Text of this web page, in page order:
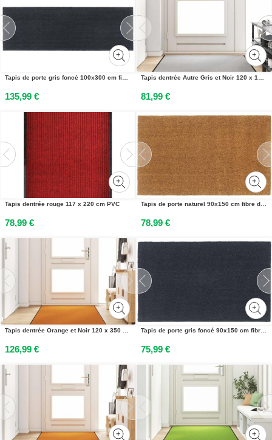
Tapis de porte gris foncé 100x300 cm fibre de coco touffeté
135,99 €
Tapis dentrée Autre Gris et Noir 120 x 180 cm
81,99 €
Tapis dentrée rouge 117 x 220 cm PVC
78,99 €
Tapis de porte naturel 90x150 cm fibre de coco touffeté
78,99 €
Tapis dentrée Orange et Noir 120 x 350 cm Polyamide et PVC
126,99 €
Tapis de porte gris foncé 90x150 cm fibre de coco touffeté
75,99 €